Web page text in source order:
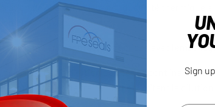
de chaleur et leur conductivité thermique
à minimiser le contact des solides avec
produit et la dilution des boues sont
les coûts de traitement et limitant la
Sign